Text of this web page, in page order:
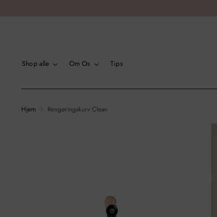
Shop alle Om Os Tips
Hjem Rengøringskurv Clean